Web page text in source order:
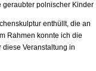
geraubter polnischer Kinder
enthüllt, die an
Rahmen konnte ich die
diese Veranstaltung in